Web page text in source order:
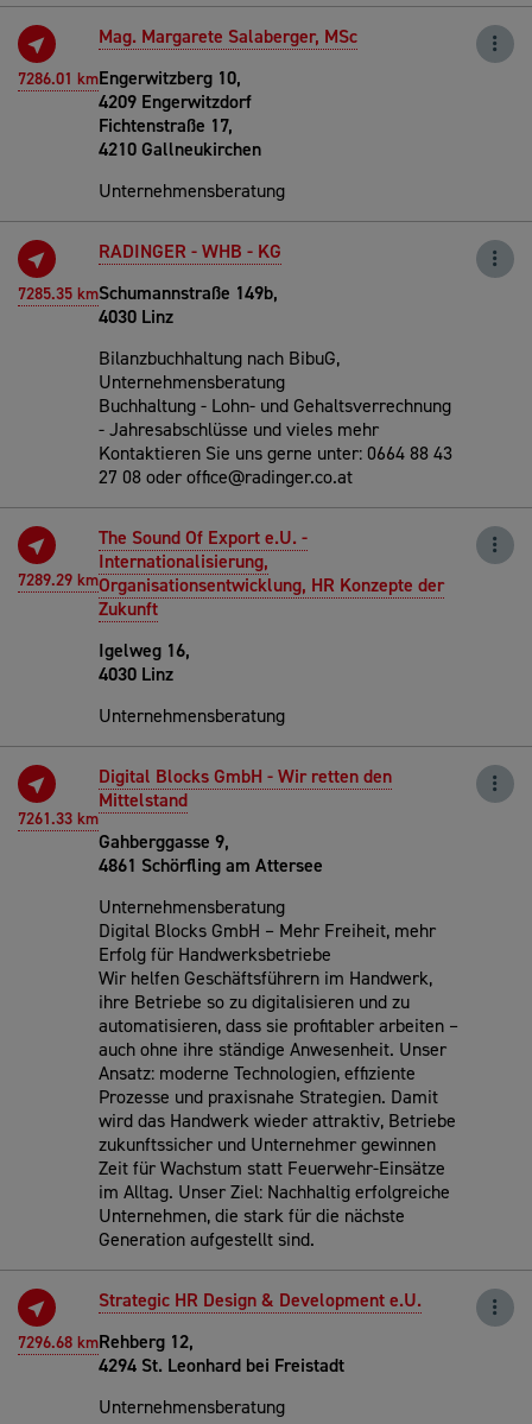
7286.01 km
Mag. Margarete Salaberger, MSc
Engerwitzberg 10,
4209 Engerwitzdorf
Fichtenstraße 17,
4210 Gallneukirchen
Unternehmensberatung
7285.35 km
RADINGER - WHB - KG
Schumannstraße 149b,
4030 Linz
Bilanzbuchhaltung nach BibuG,
Unternehmensberatung
Buchhaltung - Lohn- und Gehaltsverrechnung
- Jahresabschlüsse und vieles mehr
Kontaktieren Sie uns gerne unter: 0664 88 43
27 08 oder office@radinger.co.at
7289.29 km
The Sound Of Export e.U. -
Internationalisierung,
Organisationsentwicklung, HR Konzepte der
Zukunft
Igelweg 16,
4030 Linz
Unternehmensberatung
7261.33 km
Digital Blocks GmbH - Wir retten den
Mittelstand
Gahberggasse 9,
4861 Schörfling am Attersee
Unternehmensberatung
Digital Blocks GmbH – Mehr Freiheit, mehr
Erfolg für Handwerksbetriebe
Wir helfen Geschäftsführern im Handwerk,
ihre Betriebe so zu digitalisieren und zu
automatisieren, dass sie profitabler arbeiten –
auch ohne ihre ständige Anwesenheit. Unser
Ansatz: moderne Technologien, effiziente
Prozesse und praxisnahe Strategien. Damit
wird das Handwerk wieder attraktiv, Betriebe
zukunftssicher und Unternehmer gewinnen
Zeit für Wachstum statt Feuerwehr-Einsätze
im Alltag. Unser Ziel: Nachhaltig erfolgreiche
Unternehmen, die stark für die nächste
Generation aufgestellt sind.
7296.68 km
Strategic HR Design & Development e.U.
Rehberg 12,
4294 St. Leonhard bei Freistadt
Unternehmensberatung